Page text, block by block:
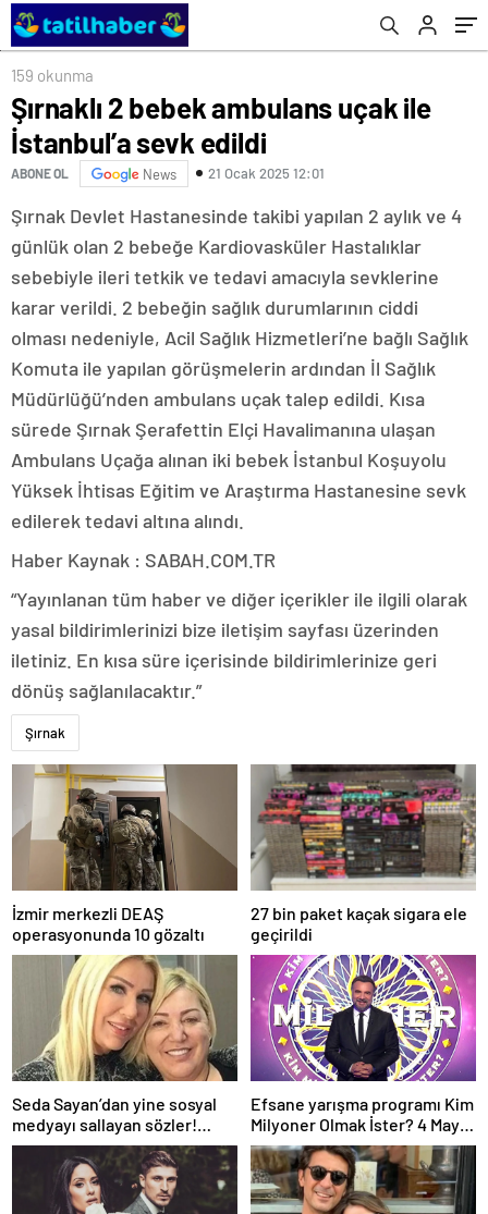
159 okunma
Şırnaklı 2 bebek ambulans uçak ile
İstanbul’a sevk edildi
ABONE OL News 21 Ocak 2025 12:01
Şırnak Devlet Hastanesinde takibi yapılan 2 aylık ve 4
günlük olan 2 bebeğe Kardiovasküler Hastalıklar
sebebiyle ileri tetkik ve tedavi amacıyla sevklerine
karar verildi. 2 bebeğin sağlık durumlarının ciddi
olması nedeniyle, Acil Sağlık Hizmetleri’ne bağlı Sağlık
Komuta ile yapılan görüşmelerin ardından İl Sağlık
Müdürlüğü’nden ambulans uçak talep edildi. Kısa
sürede Şırnak Şerafettin Elçi Havalimanına ulaşan
Ambulans Uçağa alınan iki bebek İstanbul Koşuyolu
Yüksek İhtisas Eğitim ve Araştırma Hastanesine sevk
edilerek tedavi altına alındı.
Haber Kaynak : SABAH.COM.TR
“Yayınlanan tüm haber ve diğer içerikler ile ilgili olarak
yasal bildirimlerinizi bize iletişim sayfası üzerinden
iletiniz. En kısa süre içerisinde bildirimlerinize geri
dönüş sağlanılacaktır.”
Şırnak
İzmir merkezli DEAŞ
operasyonunda 10 gözaltı
27 bin paket kaçak sigara ele
geçirildi
Seda Sayan’dan yine sosyal
medyayı sallayan sözler!
Annesi ve ablası meğer…
Efsane yarışma programı Kim
Milyoner Olmak İster? 4 Mayıs
Pazar akşamı atv
ekranlarında!
değerlendirdi: İşte facianın arkasındaki iki
ana sebep!